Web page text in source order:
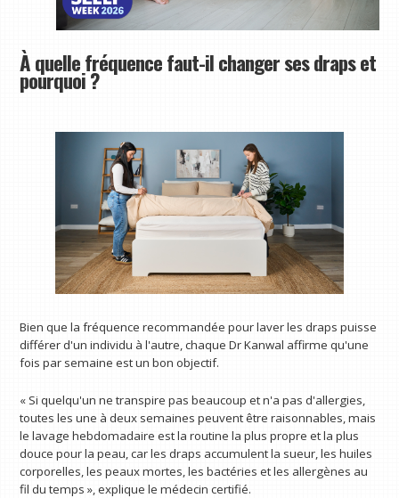
À quelle fréquence faut-il changer ses draps et
pourquoi ?
Bien que la fréquence recommandée pour laver les draps puisse
différer d'un individu à l'autre, chaque Dr Kanwal affirme qu'une
fois par semaine est un bon objectif.
« Si quelqu'un ne transpire pas beaucoup et n'a pas d'allergies,
toutes les une à deux semaines peuvent être raisonnables, mais
le lavage hebdomadaire est la routine la plus propre et la plus
douce pour la peau, car les draps accumulent la sueur, les huiles
corporelles, les peaux mortes, les bactéries et les allergènes au
fil du temps », explique le médecin certifié.